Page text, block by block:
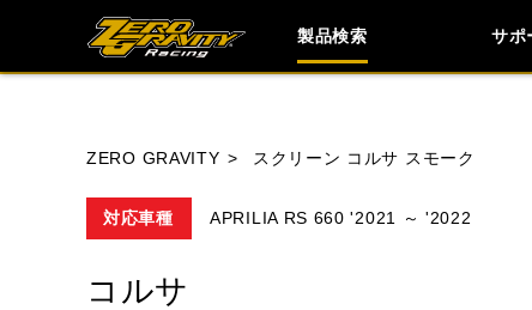
製品検索 サポ
ZERO GRAVITY スクリーン コルサ スモーク
対応車種 APRILIA RS 660 '2021 ～ '2022
コルサ